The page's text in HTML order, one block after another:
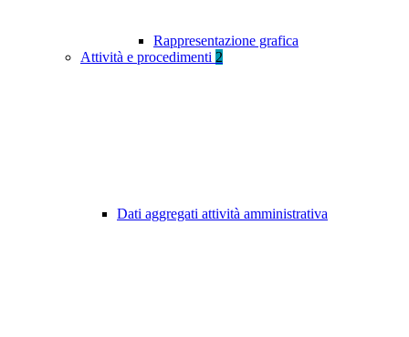
Rappresentazione grafica
Attività e procedimenti 2
Dati aggregati attività amministrativa